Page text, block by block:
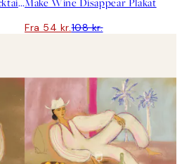
Fra 54 kr.108 kr.